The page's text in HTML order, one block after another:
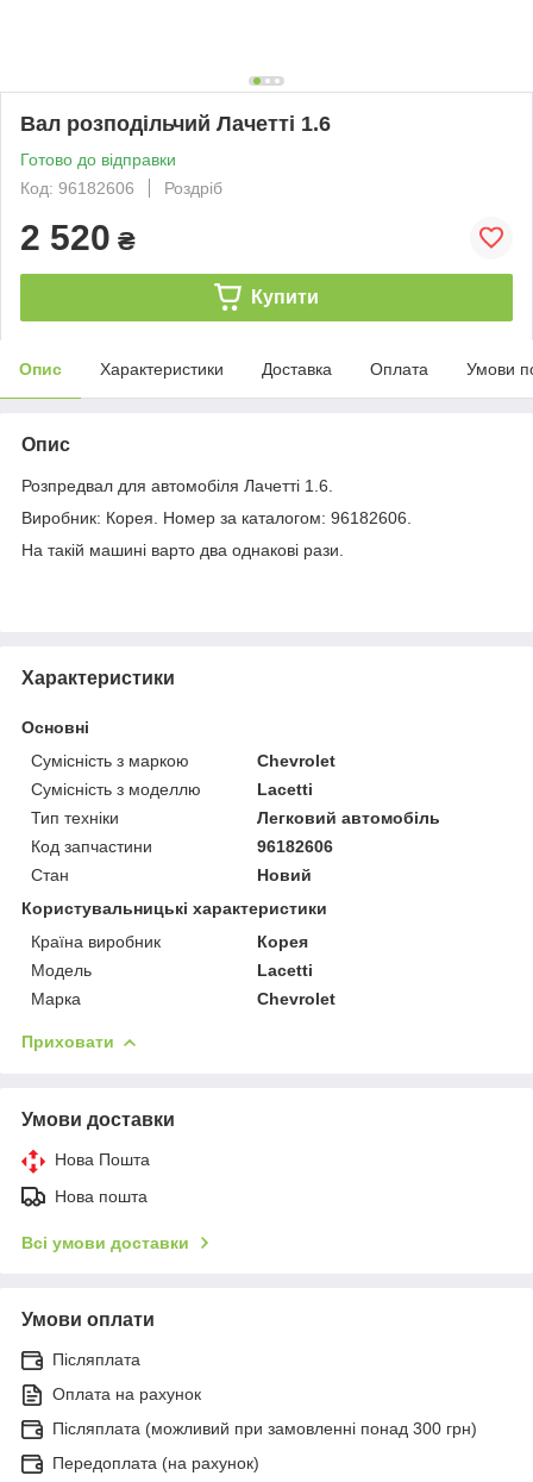
Вал розподільчий Лачетті 1.6
Готово до відправки
Код: 96182606
Роздріб
2 520 ₴
Купити
Опис Характеристики Доставка Оплата Умови
Опис
Розпредвал для автомобіля Лачетті 1.6.
Виробник: Корея. Номер за каталогом: 96182606.
На такій машині варто два однакові рази.
Характеристики
Основні
Сумісність з маркою
Chevrolet
Сумісність з моделлю
Lacetti
Тип техніки
Легковий автомобіль
Код запчастини
96182606
Стан
Новий
Користувальницькі характеристики
Країна виробник
Корея
Модель
Lacetti
Марка
Chevrolet
Приховати
Умови доставки
Нова Пошта
Нова пошта
Всі умови доставки
Умови оплати
Післяплата
Оплата на рахунок
Післяплата (можливий при замовленні понад 300 грн)
Передоплата (на рахунок)